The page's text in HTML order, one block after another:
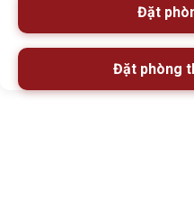
Đặt
Đặt phòng